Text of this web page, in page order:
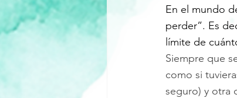
En el mundo
perder”. Es
límite de
Siempre que
como si
seguro) y otra